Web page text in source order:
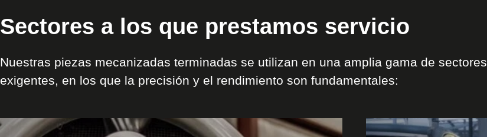
Sectores a los que prestamos servicio
Nuestras piezas mecanizadas terminadas se utilizan en una amplia gama de sectores
exigentes, en los que la precisión y el rendimiento son fundamentales:
Ver
Ver